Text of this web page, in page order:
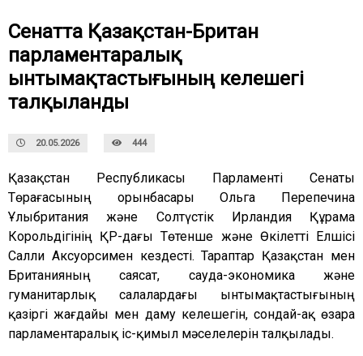
Сенатта Қазақстан-Британ
парламентаралық
ынтымақтастығының келешегі
талқыланды
20.05.2026 444
Қазақстан Республикасы Парламенті Сенаты
Төрағасының орынбасары Ольга Перепечина
Ұлыбритания және Солтүстік Ирландия Құрама
Корольдігінің ҚР-дағы Төтенше және Өкілетті Елшісі
Салли Аксуорсимен кездесті. Тараптар Қазақстан мен
Британияның саясат, сауда-экономика және
гуманитарлық салалардағы ынтымақтастығының
қазіргі жағдайы мен даму келешегін, сондай-ақ өзара
парламентаралық іс-қимыл мәселелерін талқылады.